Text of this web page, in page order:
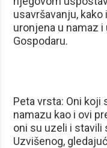
usavršavanju,
uronjena u namaz
Gospodaru.
Peta vrsta: Oni
namazu kao i ovi
oni su uzeli i stavili
Uzvišenog,